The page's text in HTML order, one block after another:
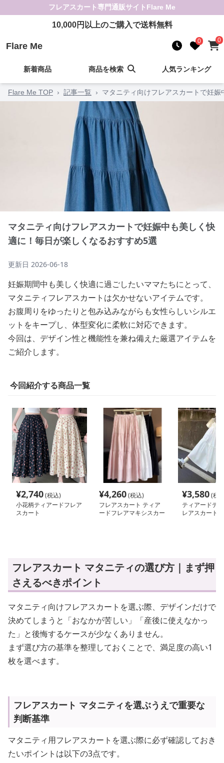
フレアスカート専門通販サイト Flare Me
10,000円以上のご購入で送料無料
Flare Me 0 0
新着商品 商品を検索 人気ランキング
Flare Me TOP › 記事一覧 › マタニティ向けフレアスカートで妊
マタニティ向けフレアスカートで妊娠中も美しく快
適に！毎日が楽しくなるおすすめ5選
更新日 2026-06-18
妊娠期間中も美しく快適に過ごしたいママたちにとって、
マタニティフレアスカートは欠かせないアイテムです。
お腹周りをゆったりと包み込みながらも女性らしいシルエ
ットをキープし、体型変化に柔軟に対応できます。
今回は、デザイン性と機能性を兼ね備えた厳選アイテムを
ご紹介します。
今回紹介する商品一覧
¥2,740(税込)
小花柄ティアードフレア
スカート
¥4,260(税込)
フレアスカート ティア
ードフレアマキシスカー
¥3,580(税
ティアードデ
レアスカート
フレアスカート マタニティの選び方｜まず押
さえるべきポイント
マタニティ向けフレアスカートを選ぶ際、デザインだけで
決めてしまうと「おなかが苦しい」「産後に使えなかっ
た」と後悔するケースが少なくありません。
まず選び方の基準を整理しておくことで、満足度の高い1
枚を選べます。
フレアスカート マタニティを選ぶうえで重要な
判断基準
マタニティ用フレアスカートを選ぶ際に必ず確認しておき
たいポイントは以下の3点です。